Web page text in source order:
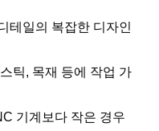
테일의 복잡한 디자인
틱, 목재 등에 작업 가
기계보다 작은 경우